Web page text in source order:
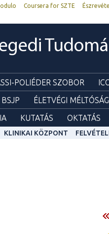
Coursera for SZTE
POLIÉDER SZOBOR
BSJP ÉLETVÉGI
KUTATÁS OKTATÁS
KLINIKAI KÖZPONT